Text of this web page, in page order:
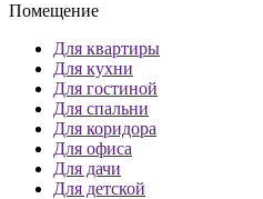
Помещение
Для квартиры
Для кухни
Для гостиной
Для спальни
Для коридора
Для офиса
Для дачи
Для детской